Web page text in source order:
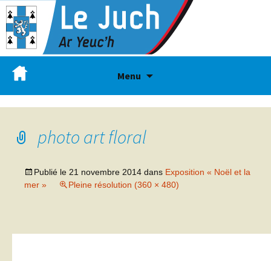
Menu
photo art floral
Publié le 21 novembre 2014 dans Exposition « Noël et la
mer »
Pleine résolution (360 × 480)